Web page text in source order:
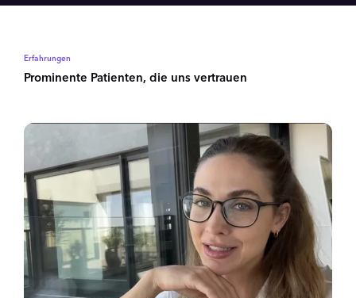
Erfahrungen
Prominente Patienten, die uns vertrauen